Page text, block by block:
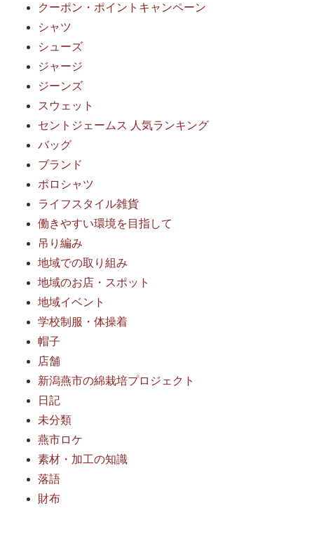
クーポン・ポイントキャンペーン
シャツ
シューズ
ジャージ
ジーンズ
スウェット
セントジェームス 人気ランキング
バッグ
ブランド
ポロシャツ
ライフスタイル雑貨
働きやすい環境を目指して
吊り編み
地域での取り組み
地域のお店・スポット
地域イベント
学校制服・体操着
帽子
店舗
新潟燕市の綿栽培プロジェクト
日記
未分類
燕市ロケ
素材・加工の知識
落語
財布